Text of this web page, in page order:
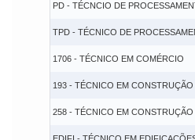
PD - TÉCNCIO DE
TPD - TÉCNICO DE
1706 - TÉCNICO EM COMÉRCIO
193 - TÉCNICO EM
258 - TÉCNICO EM